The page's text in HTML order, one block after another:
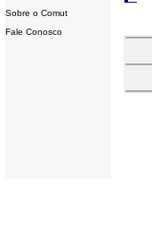
Sobre o Comut
Fale Conosco